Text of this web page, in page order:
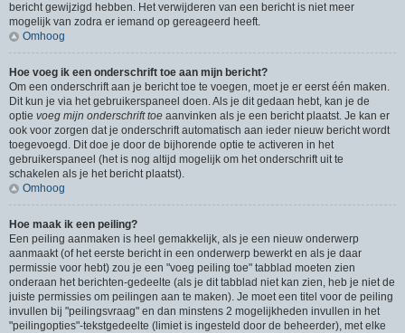
bericht gewijzigd hebben. Het verwijderen van een bericht is niet meer
mogelijk van zodra er iemand op gereageerd heeft.
Omhoog
Hoe voeg ik een onderschrift toe aan mijn bericht?
Om een onderschrift aan je bericht toe te voegen, moet je er eerst één maken.
Dit kun je via het gebruikerspaneel doen. Als je dit gedaan hebt, kan je de
optie voeg mijn onderschrift toe aanvinken als je een bericht plaatst. Je kan er
ook voor zorgen dat je onderschrift automatisch aan ieder nieuw bericht wordt
toegevoegd. Dit doe je door de bijhorende optie te activeren in het
gebruikerspaneel (het is nog altijd mogelijk om het onderschrift uit te
schakelen als je het bericht plaatst).
Omhoog
Hoe maak ik een peiling?
Een peiling aanmaken is heel gemakkelijk, als je een nieuw onderwerp
aanmaakt (of het eerste bericht in een onderwerp bewerkt en als je daar
permissie voor hebt) zou je een "voeg peiling toe" tabblad moeten zien
onderaan het berichten-gedeelte (als je dit tabblad niet kan zien, heb je niet de
juiste permissies om peilingen aan te maken). Je moet een titel voor de peiling
invullen bij "peilingsvraag" en dan minstens 2 mogelijkheden invullen in het
"peilingopties"-tekstgedeelte (limiet is ingesteld door de beheerder), met elke